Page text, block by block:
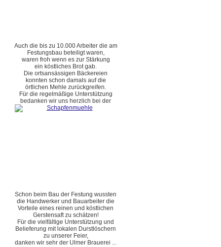
Auch die bis zu 10.000 Arbeiter die am
Festungsbau beteiligt waren,
waren froh wenn es zur Stärkung
ein köstliches Brot gab.
Die ortsansässigen Bäckereien
konnten schon damals auf die
örtlichen Mehle zurückgreifen.
Für die regelmäßige Unterstützung
bedanken wir uns herzlich bei der
Schon beim Bau der Festung wussten
die Handwerker und Bauarbeiter die
Vorteile eines reinen und köstlichen
Gerstensaft zu schätzen!
Für die vielfältige Unterstützung und
Belieferung mit lokalen Durstlöschern
zu unserer Feier,
danken wir sehr der Ulmer Brauerei ...